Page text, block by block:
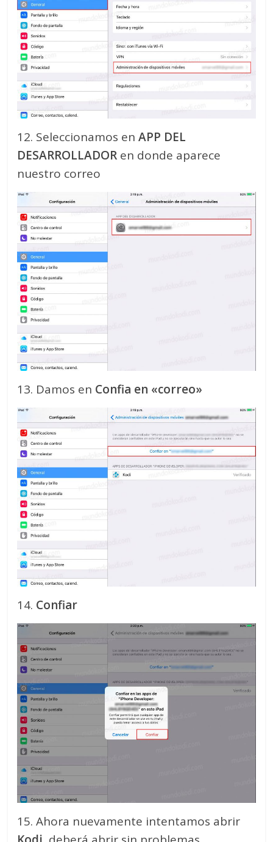
12. Seleccionamos enAPP DEL
DESARROLLADOR en donde aparece
nuestro correo
13. Damos en Confia en «correo»
14. Confiar
15. Ahora nuevamente intentamos abrir